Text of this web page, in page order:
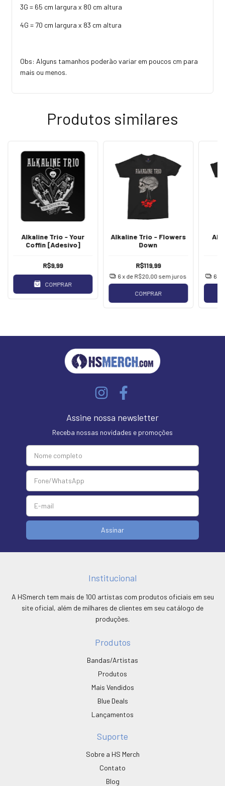
3G = 65 cm largura x 80 cm altura
4G = 70 cm largura x 83 cm altura
Obs: Alguns tamanhos poderão variar em poucos cm para
mais ou menos.
Produtos similares
Alkaline Trio - Your
Coffin [Adesivo]
R$9,99
COMPRAR
Alkaline Trio - Flowers
Down
R$119,99
6 x de R$20,00 sem juros
COMPRAR
6
Assine nossa newsletter
Receba nossas novidades e promoções
Institucional
A HSmerch tem mais de 100 artistas com produtos oficiais em seu
site oficial, além de milhares de clientes em seu catálogo de
produções.
Produtos
Bandas/Artistas
Produtos
Mais Vendidos
Blue Deals
Lançamentos
Suporte
Sobre a HS Merch
Contato
Blog